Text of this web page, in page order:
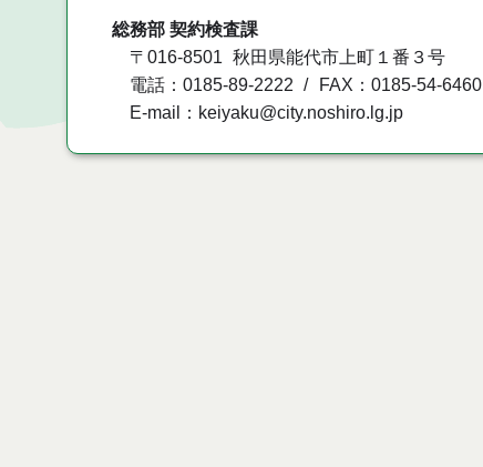
総務部 契約検査課
〒016-8501
秋田県能代市上町１番３号
電話：0185-89-2222
FAX：0185-54-6460
E-mail：keiyaku@city.noshiro.lg.jp